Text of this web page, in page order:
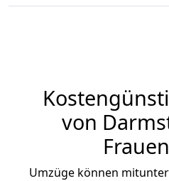
von
Umzüge können